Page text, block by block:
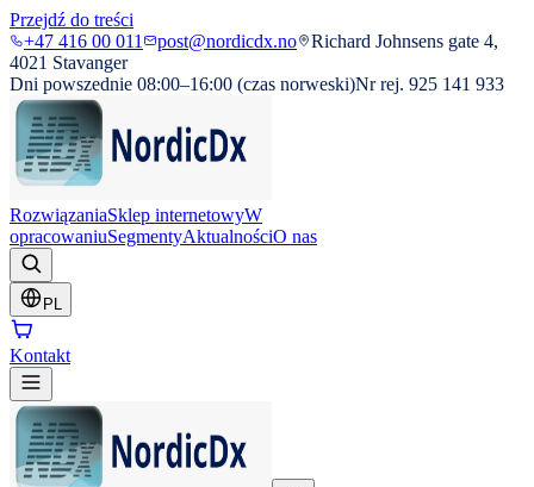
Przejdź do treści
+47 416 00 011
post@nordicdx.no
Richard Johnsens gate 4,
4021 Stavanger
Dni powszednie 08:00–16:00 (czas norweski)Nr rej. 925 141 933
RozwiązaniaSklep internetowyW
opracowaniuSegmentyAktualnościO nas
PL
Kontakt